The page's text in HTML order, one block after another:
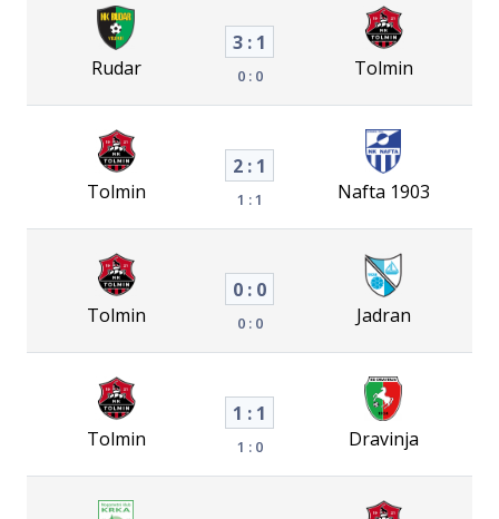
Rudar
3 : 1
0 : 0 Tolmin
Tolmin
2 : 1
1 : 1 Nafta 1903
Tolmin
0 : 0
0 : 0 Jadran
Tolmin
1 : 1
1 : 0 Dravinja